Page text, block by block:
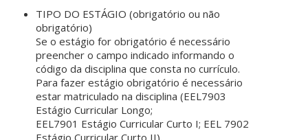
TIPO DO ESTÁGIO (obrigatório ou não
obrigatório)
Se o estágio for obrigatório é necessário
preencher o campo indicado informando o
código da disciplina que consta no currículo.
Para fazer estágio obrigatório é necessário
estar matriculado na disciplina (EEL7903
Estágio Curricular Longo;
EEL7901 Estágio Curricular Curto I; EEL 7902
Estágio Curricular Curto II).